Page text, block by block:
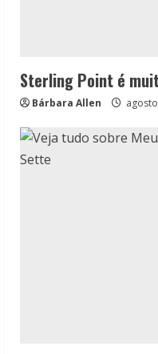
Sterling Point é
Bárbara Allen